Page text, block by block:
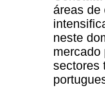
áreas de
neste
mercado
sectores